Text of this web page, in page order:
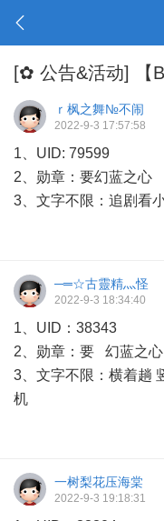
[✿ 公告&活动] 【
ｒ枫之舞№不闹
2022-9-3 17:57:58
1、UID: 79599
2、勋章：要幻蓝之心
3、文字不限：追剧看
─═☆古靈精灬怪
2022-9-3 18:34:40
1、UID：38343
2、勋章：要 幻蓝之心
3、文字不限：横着趟
机
一树梨花压海棠
2022-9-3 19:18:31